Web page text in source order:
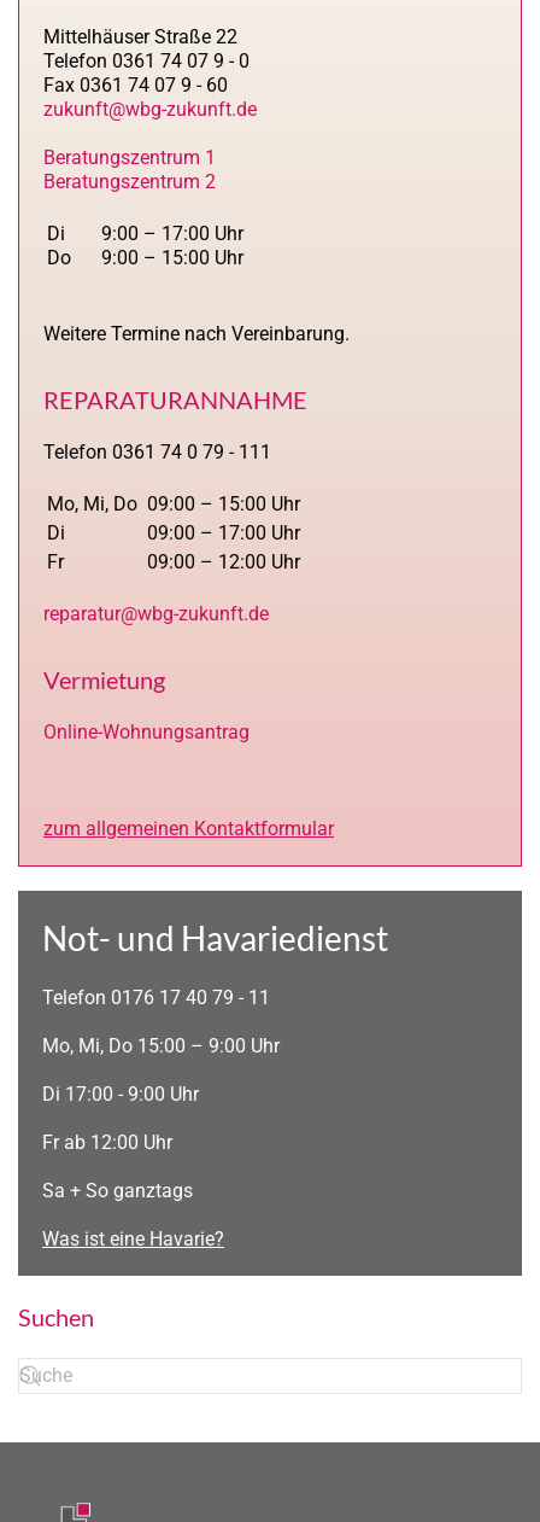
Mittelhäuser Straße 22
Telefon 0361 74 07 9 - 0
Fax 0361 74 07 9 - 60
zukunft@wbg-zukunft.de
Beratungszentrum 1
Beratungszentrum 2
Di
Do
9:00 – 17:00 Uhr
9:00 – 15:00 Uhr
Weitere Termine nach Vereinbarung.
REPARATURANNAHME
Telefon 0361 74 0 79 - 111
Mo, Mi, Do 09:00 – 15:00 Uhr
Di
09:00 – 17:00 Uhr
Fr
09:00 – 12:00 Uhr
reparatur@wbg-zukunft.de
Vermietung
Online-Wohnungsantrag
zum allgemeinen Kontaktformular
Not- und Havariedienst
Telefon 0176 17 40 79 - 11
Mo, Mi, Do 15:00 – 9:00 Uhr
Di 17:00 - 9:00 Uhr
Fr ab 12:00 Uhr
Sa + So ganztags
Was ist eine Havarie?
Suchen